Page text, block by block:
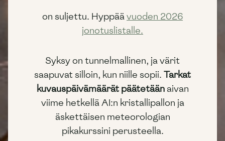
on suljettu. Hyppäävuoden 2026
jonotuslistalle.
Syksy on tunnelmallinen, ja värit
saapuvat silloin, kun niille sopii. Tarkat
kuvauspäivämäärät päätetäänaivan
viime hetkellä AI:n kristallipallon ja
äskettäisen meteorologian
pikakurssini perusteella.